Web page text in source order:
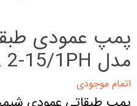
پمپ عمودی
مدل BL 2-15/1PH
اتمام موجودی